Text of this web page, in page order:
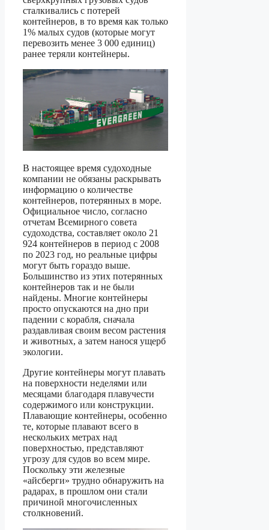
сталкивались с потерей
контейнеров, в то время как только
1% малых судов (которые могут
перевозить менее 3 000 единиц)
ранее теряли контейнеры.
В настоящее время судоходные
компании не обязаны раскрывать
информацию о количестве
контейнеров, потерянных в море.
Официальное число, согласно
отчетам Всемирного совета
судоходства, составляет около 21
924 контейнеров в период с 2008
по 2023 год, но реальные цифры
могут быть гораздо выше.
Большинство из этих потерянных
контейнеров так и не были
найдены. Многие контейнеры
просто опускаются на дно при
падении с корабля, сначала
раздавливая своим весом растения
и животных, а затем нанося ущерб
экологии.
Другие контейнеры могут плавать
на поверхности неделями или
месяцами благодаря плавучести
содержимого или конструкции.
Плавающие контейнеры, особенно
те, которые плавают всего в
нескольких метрах над
поверхностью, представляют
угрозу для судов во всем мире.
Поскольку эти железные
«айсберги» трудно обнаружить на
радарах, в прошлом они стали
причиной многочисленных
столкновений.